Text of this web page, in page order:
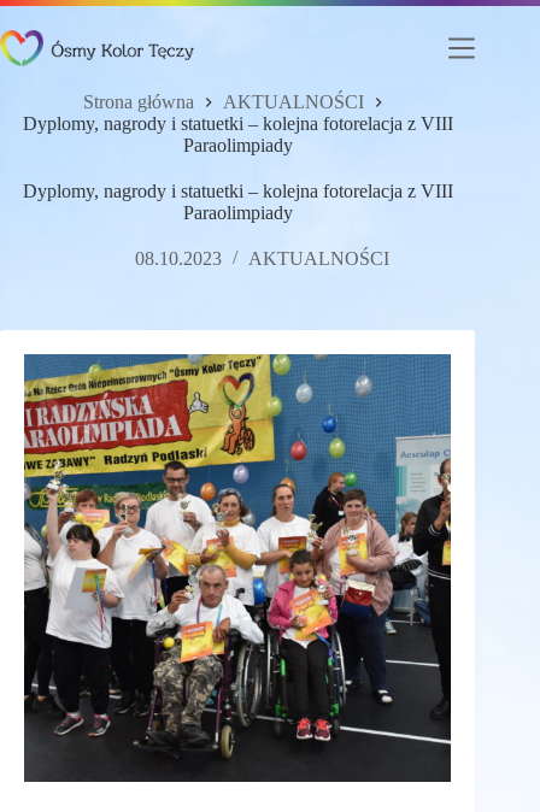
do
treści
Strona główna
AKTUALNOŚCI
Dyplomy, nagrody i statuetki – kolejna fotorelacja z VIII
Paraolimpiady
Dyplomy, nagrody i statuetki – kolejna fotorelacja z VIII
Paraolimpiady
08.10.2023 AKTUALNOŚCI